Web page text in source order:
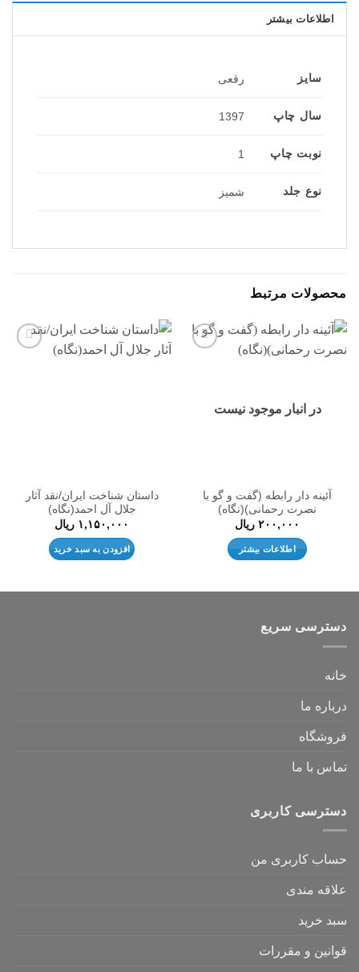
اطلاعات بیشتر
سایز رقعی
سال چاپ 1397
نوبت چاپ 1
نوع جلد شمیز
محصولات مرتبط
در انبار موجود نیست
آئینه دار رابطه (گفت و گو با
نصرت رحمانی)(نگاه)
۲۰۰,۰۰۰ ریال
اطلاعات بیشتر
داستان شناخت ایران/نقد آثار
جلال آل احمد(نگاه)
۱,۱۵۰,۰۰۰ ریال
افزودن به سبد خرید
دسترسی سریع
خانه
درباره ما
فروشگاه
تماس با ما
دسترسی کاربری
حساب کاربری من
علاقه مندی
سبد خرید
قوانین و مقررات